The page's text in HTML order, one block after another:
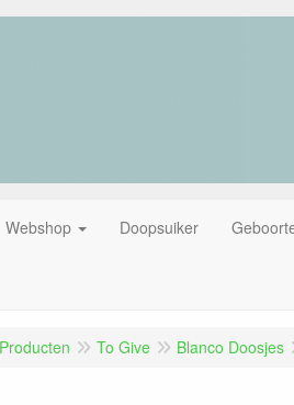
Webshop Doopsuiker
Producten To Give Blanco Doosjes